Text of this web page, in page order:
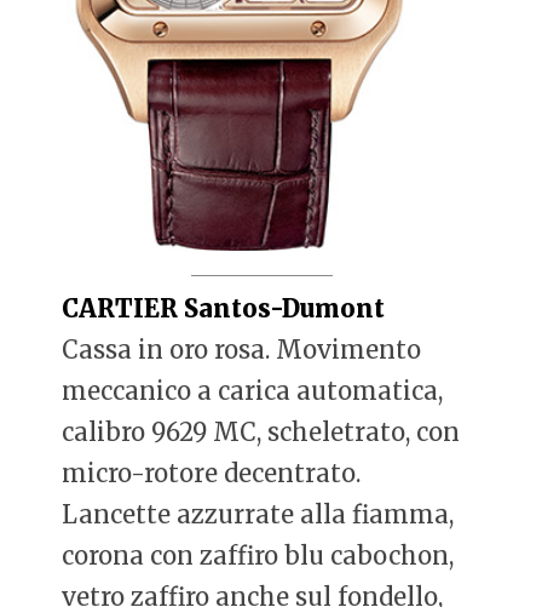
CARTIER Santos-Dumont
Cassa in oro rosa. Movimento
meccanico a carica automatica,
calibro 9629 MC, scheletrato, con
micro-rotore decentrato.
Lancette azzurrate alla fiamma,
corona con zaffiro blu cabochon,
vetro zaffiro anche sul fondello,